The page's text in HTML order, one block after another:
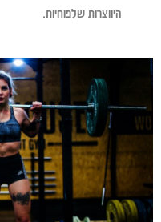
היווצרות שלפוחיות.